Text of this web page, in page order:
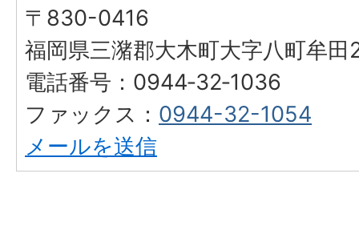
〒830-0416
福岡県三潴郡大木町大字八町牟
電話番号：0944‐32‐1036
ファックス： 0944-32-1054
メールを送信